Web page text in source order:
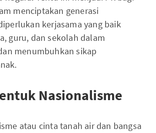
menciptakan generasi
kerjasama yang baik
guru, dan sekolah dalam
menumbuhkan sikap
Nasionalisme
atau cinta tanah air dan bangsa